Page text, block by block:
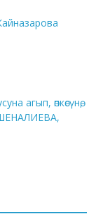
агып, өпкөсүнө,